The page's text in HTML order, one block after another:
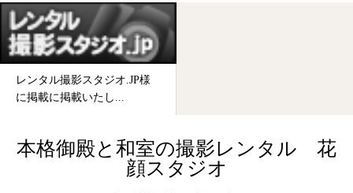
レンタル撮影スタジオ.JP様
に掲載に掲載いたし...
本格御殿と和室の撮影レンタル 花
顔スタジオ